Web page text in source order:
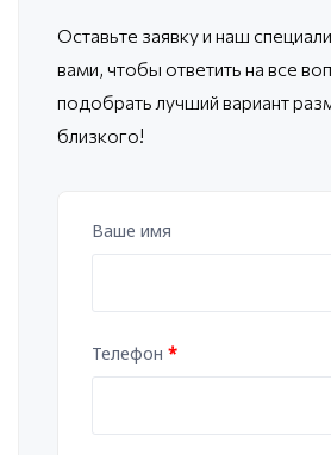
Оставьте заявку и наш
вами, чтобы ответить на все
подобрать лучший вариант
близкого!